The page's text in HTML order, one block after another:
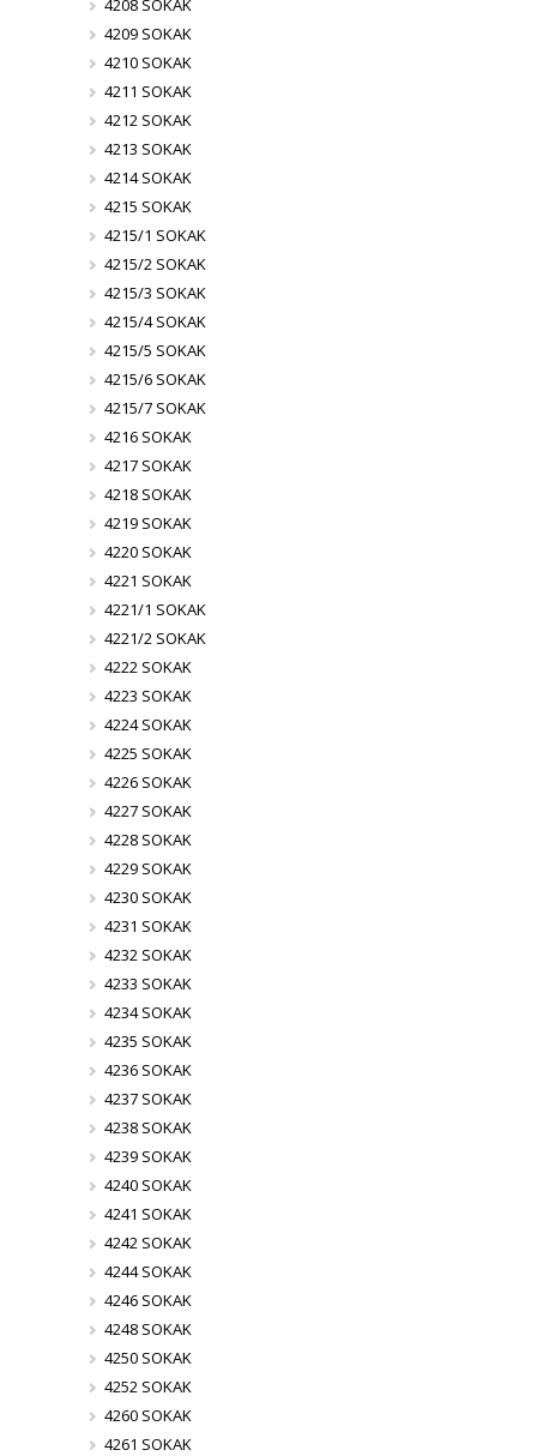
4208 SOKAK
4209 SOKAK
4210 SOKAK
4211 SOKAK
4212 SOKAK
4213 SOKAK
4214 SOKAK
4215 SOKAK
4215/1 SOKAK
4215/2 SOKAK
4215/3 SOKAK
4215/4 SOKAK
4215/5 SOKAK
4215/6 SOKAK
4215/7 SOKAK
4216 SOKAK
4217 SOKAK
4218 SOKAK
4219 SOKAK
4220 SOKAK
4221 SOKAK
4221/1 SOKAK
4221/2 SOKAK
4222 SOKAK
4223 SOKAK
4224 SOKAK
4225 SOKAK
4226 SOKAK
4227 SOKAK
4228 SOKAK
4229 SOKAK
4230 SOKAK
4231 SOKAK
4232 SOKAK
4233 SOKAK
4234 SOKAK
4235 SOKAK
4236 SOKAK
4237 SOKAK
4238 SOKAK
4239 SOKAK
4240 SOKAK
4241 SOKAK
4242 SOKAK
4244 SOKAK
4246 SOKAK
4248 SOKAK
4250 SOKAK
4252 SOKAK
4260 SOKAK
4261 SOKAK